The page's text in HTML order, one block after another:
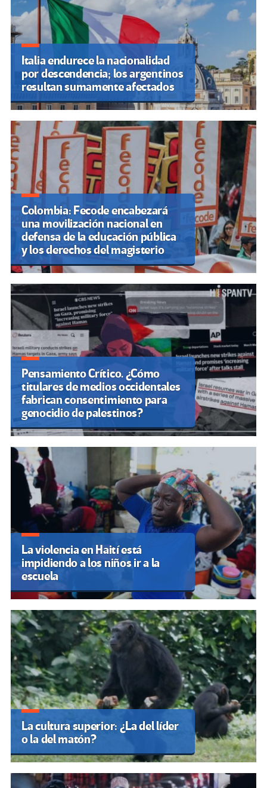
Italia endurece la nacionalidad
por descendencia; los argentinos
resultan sumamente afectados
Colombia: Fecode encabezará
una movilización nacional en
defensa de la educación pública
y los derechos del magisterio
Pensamiento Crítico. ¿Cómo
titulares de medios occidentales
fabrican consentimiento para
genocidio de palestinos?
La violencia en Haití está
impidiendo a los niños ir a la
escuela
La cultura superior: ¿La del líder
o la del matón?